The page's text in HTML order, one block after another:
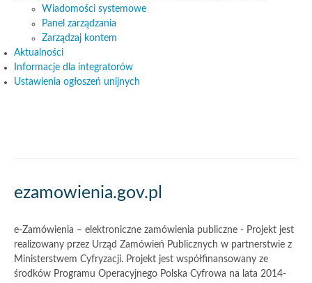
Wiadomości systemowe
Panel zarządzania
Zarządzaj kontem
Aktualności
Informacje dla integratorów
Ustawienia ogłoszeń unijnych
Akcje
informacje
o
witrynie
ezamowienia.gov.pl
e-Zamówienia – elektroniczne zamówienia publiczne - Projekt jest
realizowany przez Urząd Zamówień Publicznych w partnerstwie z
Ministerstwem Cyfryzacji. Projekt jest współfinansowany ze
środków Programu Operacyjnego Polska Cyfrowa na lata 2014-